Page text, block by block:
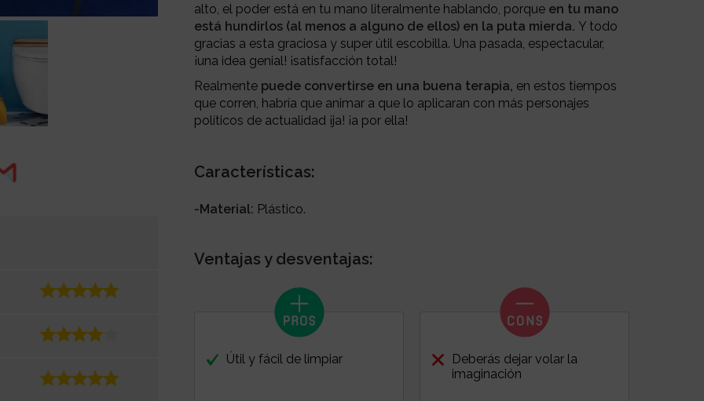
alto, el poder está en tu mano literalmente hablando, porque en tu mano
está hundirlos (al menos a alguno de ellos) en la puta mierda. Y todo
gracias a esta graciosa y super útil escobilla. Una pasada, espectacular,
¡una idea genial! ¡satisfacción total!
Realmente puede convertirse en una buena terapia, en estos tiempos
que corren, habría que animar a que lo aplicaran con más personajes
políticos de actualidad ¡ja! ¡a por ella!
Características:
-Material: Plástico.
Ventajas y desventajas:
Útil y fácil de limpiar
Deberás dejar volar la
imaginación